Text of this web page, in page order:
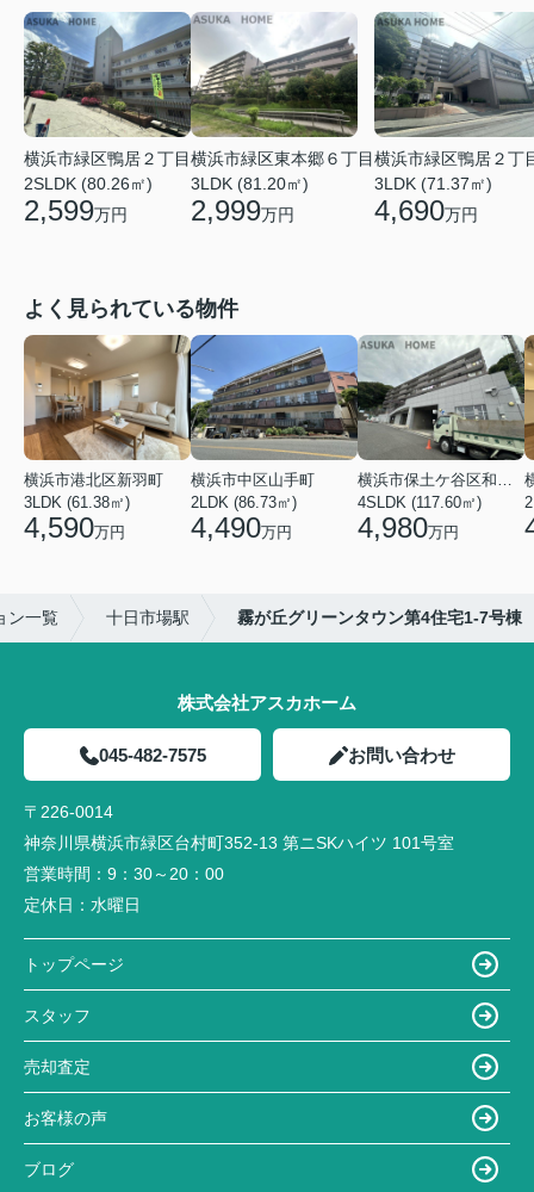
横浜市緑区鴨居２丁目
2SLDK (80.26㎡)
2,599万円
横浜市緑区東本郷６丁目
3LDK (81.20㎡)
2,999万円
横浜市緑区鴨居２丁
3LDK (71.37㎡)
4,690万円
よく見られている物件
横浜市港北区新羽町
3LDK (61.38㎡)
4,590万円
横浜市中区山手町
2LDK (86.73㎡)
4,490万円
横浜市保土ケ谷区和田２丁目
4SLDK (117.60㎡)
4,980万円
ン一覧 十日市場駅 霧が丘グリーンタウン第4住宅1-7号棟
株式会社アスカホーム
045-482-7575 お問い合わせ
〒226-0014
神奈川県横浜市緑区台村町352-13 第ニSKハイツ 101号室
営業時間： 9：30～20：00
定休日： 水曜日
トップページ
スタッフ
売却査定
お客様の声
ブログ